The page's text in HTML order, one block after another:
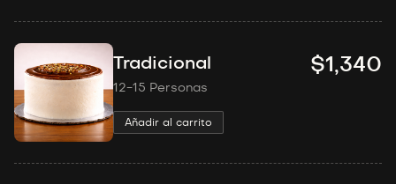
Tradicional
12-15 Personas
Añadir al carrito
$1,340